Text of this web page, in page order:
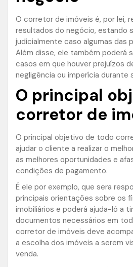
O corretor de imóveis é, por lei,
resultados do negócio, estando
judicialmente caso algumas das
Além disse, ele também poderá
casos em que houver prejuízos
negligência ou imperícia durante
O principal
corretor de
O principal objetivo de todo
ajudar o cliente a realizar o
as melhores oportunidades e
condições de pagamento.
É ele por exemplo, que sera
principais orientações sobre os
imobiliários e poderá ajuda-ló a
documentos necessários em
corretor de imóveis deve
a escolha dos imóveis a serem
venda.